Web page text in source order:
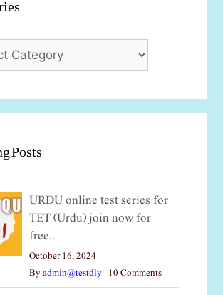
Posts
URDU online test series for
TET (Urdu) join now for
free..
October 16, 2024
Byadmin@testdly | 10 Comments